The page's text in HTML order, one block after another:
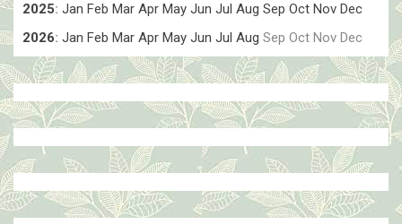
2025: Jan Feb Mar Apr May Jun Jul Aug Sep Oct Nov Dec
2026: Jan Feb Mar Apr May Jun Jul Aug Sep Oct Nov Dec